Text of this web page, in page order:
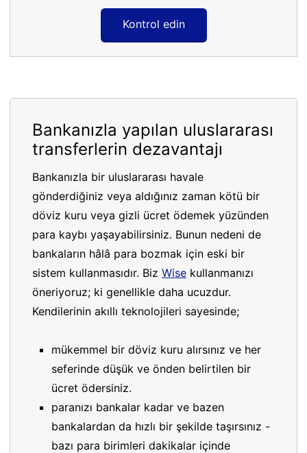
Kontrol edin
Bankanızla yapılan uluslararası
transferlerin dezavantajı
Bankanızla bir uluslararası havale
gönderdiğiniz veya aldığınız zaman kötü bir
döviz kuru veya gizli ücret ödemek yüzünden
para kaybı yaşayabilirsiniz. Bunun nedeni de
bankaların hâlâ para bozmak için eski bir
sistem kullanmasıdır. Biz Wise kullanmanızı
öneriyoruz; ki genellikle daha ucuzdur.
Kendilerinin akıllı teknolojileri sayesinde;
mükemmel bir döviz kuru alırsınız ve her
seferinde düşük ve önden belirtilen bir
ücret ödersiniz.
paranızı bankalar kadar ve bazen
bankalardan da hızlı bir şekilde taşırsınız -
bazı para birimleri dakikalar içinde